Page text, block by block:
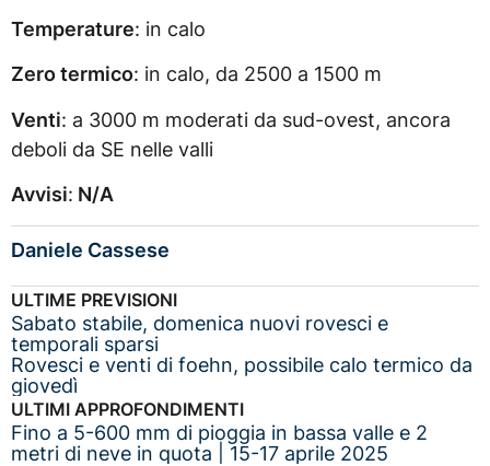
Temperature: in calo
Zero termico: in calo, da 2500 a 1500 m
Venti: a 3000 m moderati da sud-ovest, ancora
deboli da SE nelle valli
Avvisi: N/A
Daniele Cassese
ULTIME PREVISIONI
Sabato stabile, domenica nuovi rovesci e
temporali sparsi
Rovesci e venti di foehn, possibile calo termico da
giovedì
ULTIMI APPROFONDIMENTI
Fino a 5-600 mm di pioggia in bassa valle e 2
metri di neve in quota | 15-17 aprile 2025